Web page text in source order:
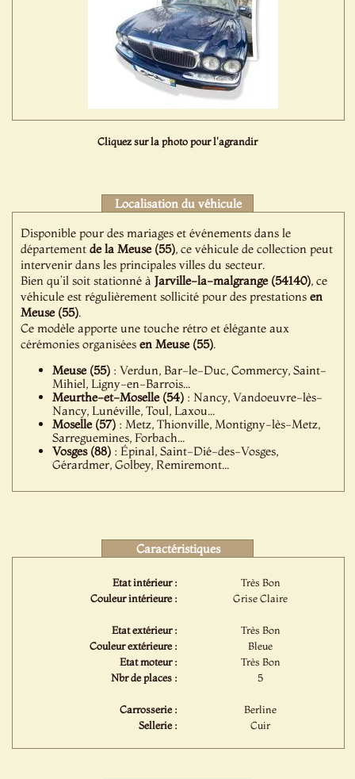
Cliquez sur la photo pour l'agrandir
Localisation du véhicule
Disponible pour des mariages et événements dans le
départementde la Meuse (55), ce véhicule de collection peut
intervenir dans les principales villes du secteur.
Bien qu’il soit stationné àJarville-la-malgrange (54140), ce
véhicule est régulièrement sollicité pour des prestationsen
Meuse (55).
Ce modèle apporte une touche rétro et élégante aux
cérémonies organiséesen Meuse (55).
Meuse (55) : Verdun, Bar-le-Duc, Commercy, Saint-
Mihiel, Ligny-en-Barrois...
Meurthe-et-Moselle (54) : Nancy, Vandoeuvre-lès-
Nancy, Lunéville, Toul, Laxou...
Moselle (57) : Metz, Thionville, Montigny-lès-Metz,
Sarreguemines, Forbach...
Vosges (88) : Épinal, Saint-Dié-des-Vosges,
Gérardmer, Golbey, Remiremont...
Caractéristiques
Etat intérieur :
Très Bon
Couleur intérieure :
Grise Claire
Etat extérieur :
Très Bon
Couleur extérieure :
Bleue
Etat moteur :
Très Bon
Nbr de places :
5
Carrosserie :
Berline
Sellerie :
Cuir